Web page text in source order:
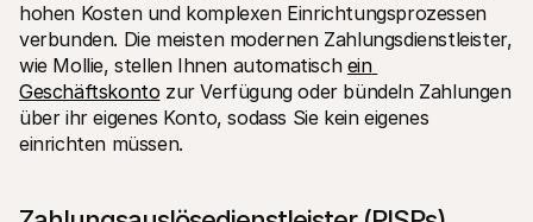
hohen Kosten und komplexen Einrichtungsprozessen
verbunden. Die meisten modernen Zahlungsdienstleister,
wie Mollie, stellen Ihnen automatisch ein
Geschäftskonto zur Verfügung oder bündeln Zahlungen
über ihr eigenes Konto, sodass Sie kein eigenes
einrichten müssen.